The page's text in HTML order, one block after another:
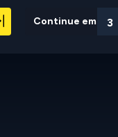
Continue em 3